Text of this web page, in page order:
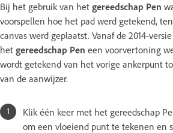
Bij het gebruik van het gereedschap Pen
voorspellen hoe het pad werd getekend,
canvas werd geplaatst. Vanaf de 2014-
het gereedschap Pen een voorvertoning
wordt getekend van het vorige ankerpunt
van de aanwijzer.
Klik één keer met het gereedschap
om een vloeiend punt te tekenen en